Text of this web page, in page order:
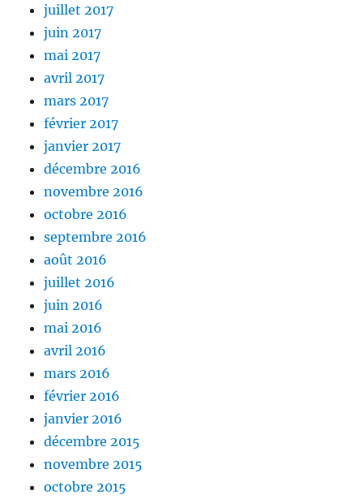
juillet 2017
juin 2017
mai 2017
avril 2017
mars 2017
février 2017
janvier 2017
décembre 2016
novembre 2016
octobre 2016
septembre 2016
août 2016
juillet 2016
juin 2016
mai 2016
avril 2016
mars 2016
février 2016
janvier 2016
décembre 2015
novembre 2015
octobre 2015